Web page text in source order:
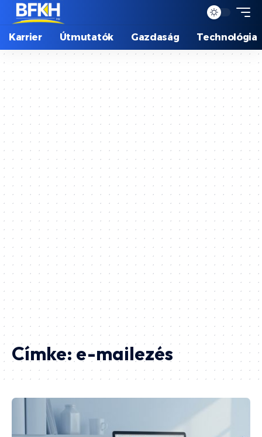
Karrier Útmutatók Gazdaság Technológia
Címke:e-mailezés